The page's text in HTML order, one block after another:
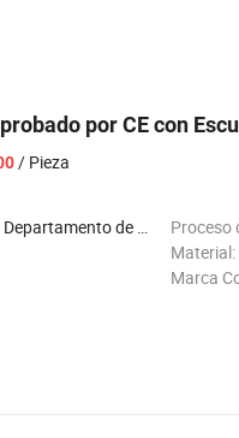
por CE con
/ Pieza
de Medicina Interna Proceso
Material:
Marca